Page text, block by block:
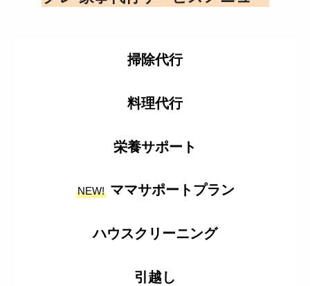
掃除代行
料理代行
栄養サポート
NEW!ママサポートプラン
ハウスクリーニング
引越し